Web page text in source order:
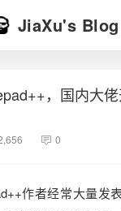
JiaXu's Blog
，国内大
0
作者经常大量发